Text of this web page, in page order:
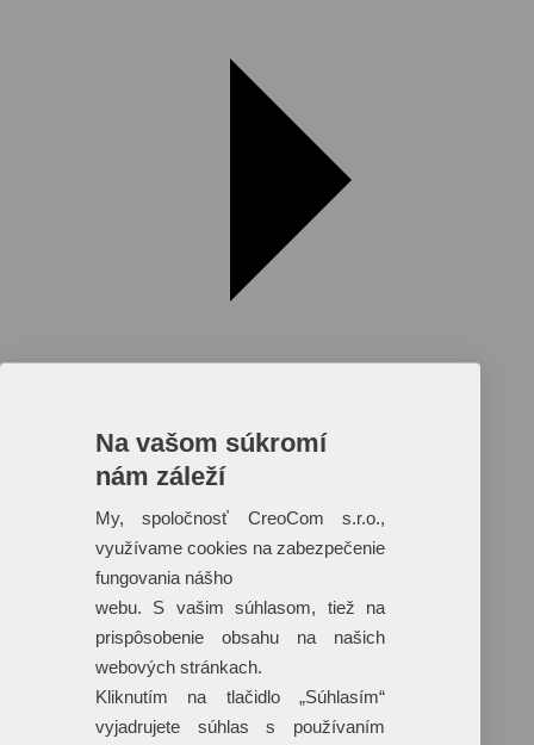
Reklamné predmety s plnofarebnou
potlačou
Dáždniky
Tašky
Hračky
Klobúky
Na vašom súkromí
nám záleží
My, spoločnosť CreoCom s.r.o.,
využívame cookies na zabezpečenie
fungovania nášho
webu. S vašim súhlasom, tiež na
prispôsobenie obsahu na našich
webových stránkach.
Kliknutím na tlačidlo „Súhlasím“
vyjadrujete súhlas s používaním